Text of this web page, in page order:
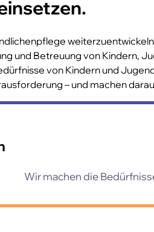
und Betreuung von Kindern,
von Kindern und
– und machen
Wir machen die